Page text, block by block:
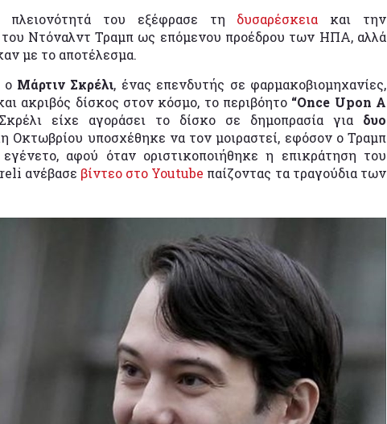
πλειονότητά του εξέφρασε τη δυσαρέσκεια και την
Ντόναλντ Τραμπ ως επόμενου προέδρου των ΗΠΑ, αλλά
με το αποτέλεσμα.
ο Μάρτιν Σκρέλι, ένας επενδυτής σε φαρμακοβιομηχανίες,
ακριβός δίσκος στον κόσμο, το περιβόητο “Once Upon A
είχε αγοράσει το δίσκο σε δημοπρασία για δυο
Οκτωβρίου υποσχέθηκε να τον μοιραστεί, εφόσον ο Τραμπ
αφού όταν οριστικοποιήθηκε η επικράτηση του
ανέβασε βίντεο στο Youtube παίζοντας τα τραγούδια των